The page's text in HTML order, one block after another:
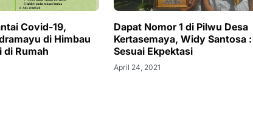
Covid-19,
di Himbau
di Rumah
Dapat Nomor 1 di Pilwu Desa
Kertasemaya, Widy Santosa :
Sesuai Ekpektasi
April 24, 2021